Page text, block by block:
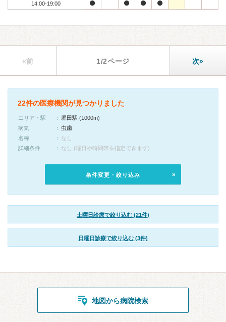
14:00-19:00
«前 1/2ページ 次»
22件の医療機関が見つかりました
エリア・駅
堀田駅 (1000m)
病気
虫歯
名称
なし
詳細条件
なし (曜日や時間帯を指定できます)
条件変更・絞り込み
土曜日診療で絞り込む (21件)
日曜日診療で絞り込む (3件)
地図から病院検索